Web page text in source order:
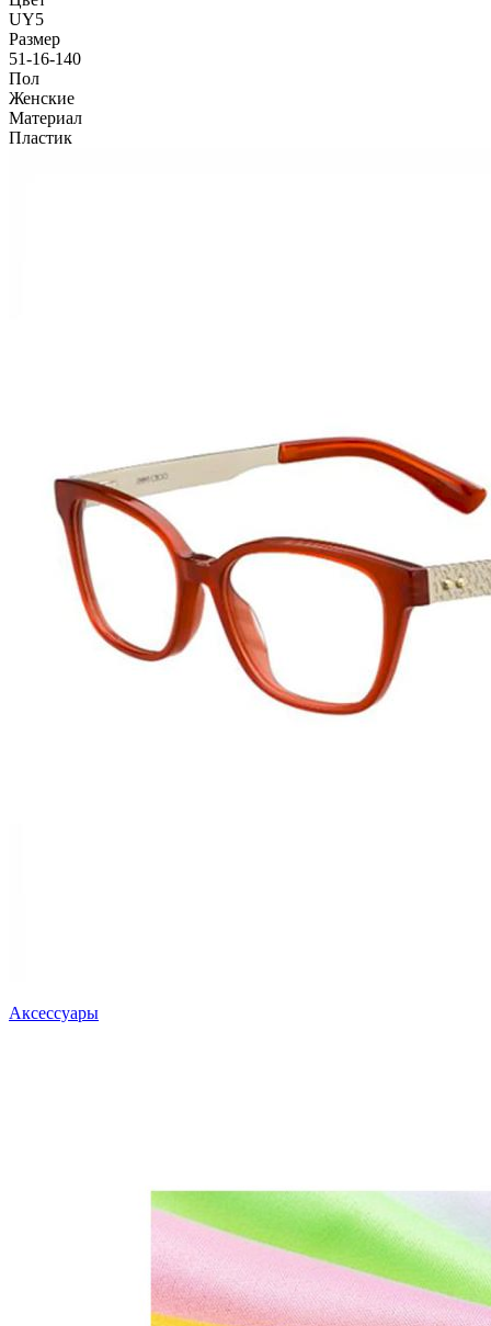
UY5
Размер
51-16-140
Пол
Женские
Материал
Пластик
Аксессуары